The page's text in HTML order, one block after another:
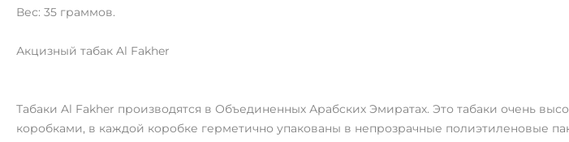
Вес: 35 граммов.
Акцизный табак Al Fakher
Табаки Al Fakher производятся в Объединенных Арабских Эмиратах. Это табаки очень
коробками, в каждой коробке герметично упакованы в непрозрачные полиэтиленовые